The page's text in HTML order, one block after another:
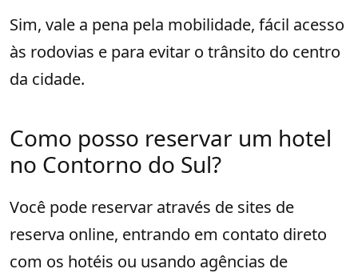
Sim, vale a pena pela mobilidade, fácil acesso
às rodovias e para evitar o trânsito do centro
da cidade.
Como posso reservar um hotel
no Contorno do Sul?
Você pode reservar através de sites de
reserva online, entrando em contato direto
com os hotéis ou usando agências de